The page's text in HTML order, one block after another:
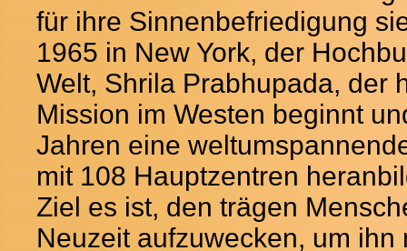
für ihre Sinnenbefriedigung
1965 in New York, der
Welt, Shrila Prabhupada, der
Mission im Westen beginnt
Jahren eine
mit 108 Hauptzentren
Ziel es ist, den trägen
Neuzeit aufzuwecken, um ihn